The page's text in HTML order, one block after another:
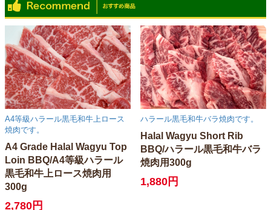
A4等級ハラール黒毛和牛上ロース
焼肉です。
A4 Grade Halal Wagyu Top
Loin BBQ/A4等級ハラール
黒毛和牛上ロース焼肉用
300g
2,780円
ハラール黒毛和牛バラ焼肉です。
Halal Wagyu Short Rib
BBQ/ハラール黒毛和牛バラ
焼肉用300g
1,880円